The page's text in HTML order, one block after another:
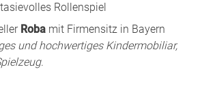
Rollenspiel
Roba mit Firmensitz in Bayern
und hochwertiges Kindermobiliar,
.